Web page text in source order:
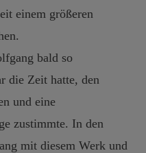
einem größeren
bald so
die Zeit hatte, den
und eine
zustimmte. In den
mit diesem Werk und